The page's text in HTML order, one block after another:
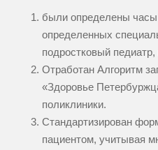
были определены
определенных
подростковый педиатр,
Отработан Алгоритм
«Здоровье
поликлиники.
Стандартизирован
пациентом, учитывая